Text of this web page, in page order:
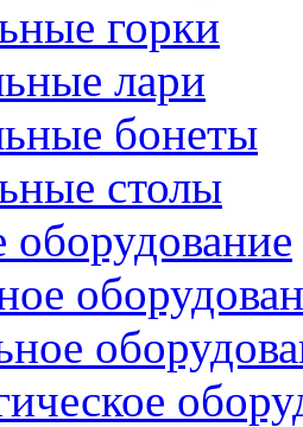
горки
лари
бонеты
столы
оборудование